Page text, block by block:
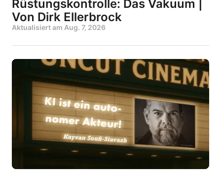
Rüstungskontrolle: Das Vakuum |
Von Dirk Ellerbrock
Aktualisiert am Aug. 7, 2026